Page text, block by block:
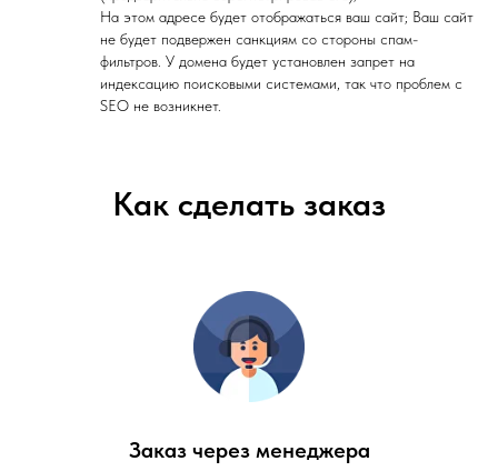
На этом адресе будет отображаться ваш сайт; Ваш сайт
не будет подвержен санкциям со стороны спам-
фильтров. У домена будет установлен запрет на
индексацию поисковыми системами, так что проблем с
SEO не возникнет.
Как сделать заказ
Заказ через менеджера